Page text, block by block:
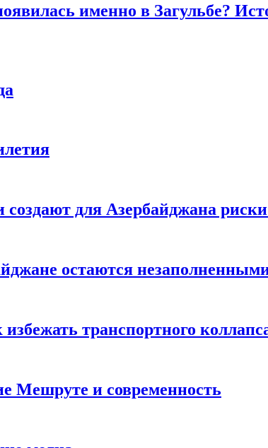
именно в Загульбе?
для Азербайджана
остаются
транспортного
Мешруте и современность